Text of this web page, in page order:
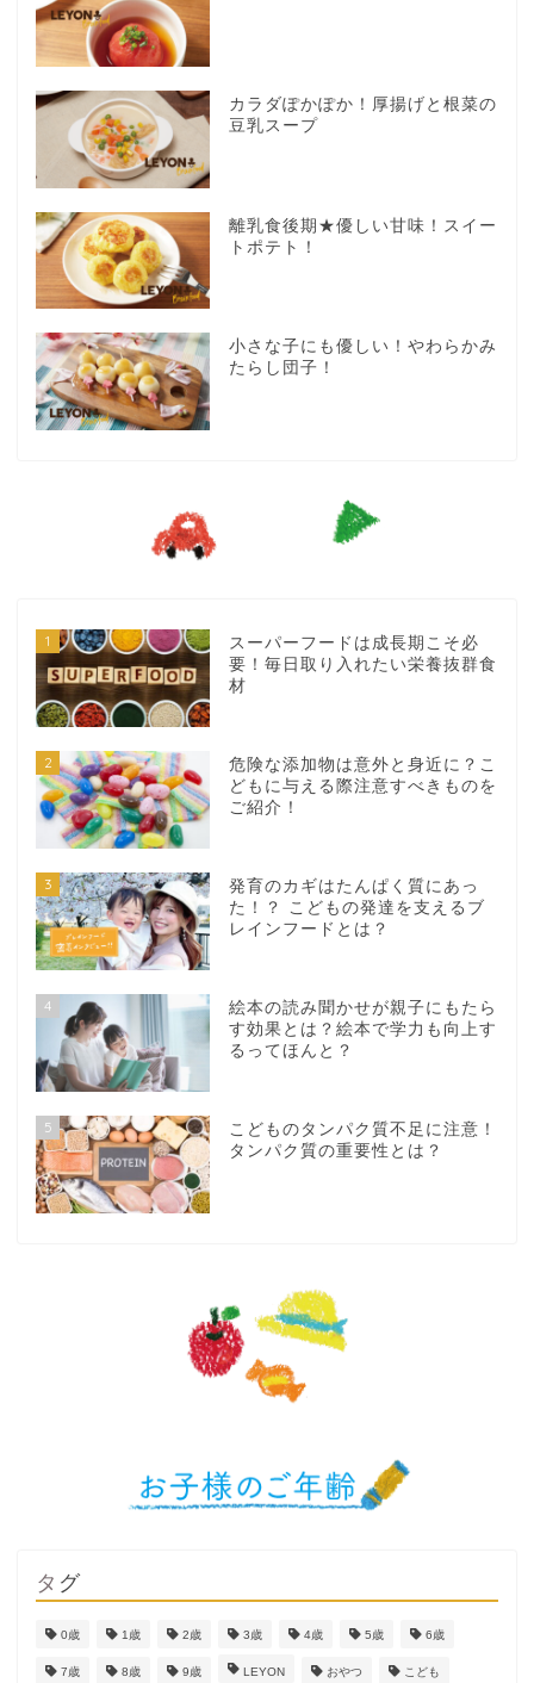
カラダぽかぽか！厚揚げと根菜の
豆乳スープ
離乳食後期★優しい甘味！スイー
トポテト！
小さな子にも優しい！やわらかみ
たらし団子！
1
スーパーフードは成長期こそ必
要！毎日取り入れたい栄養抜群食
材
2
危険な添加物は意外と身近に？こ
どもに与える際注意すべきものを
ご紹介！
3
発育のカギはたんぱく質にあっ
た！？ こどもの発達を支えるブ
レインフードとは？
4
絵本の読み聞かせが親子にもたら
す効果とは？絵本で学力も向上す
るってほんと？
5
こどものタンパク質不足に注意！
タンパク質の重要性とは？
タグ
0歳 1歳 2歳 3歳 4歳 5歳 6歳
7歳 8歳 9歳 LEYON おやつ こども